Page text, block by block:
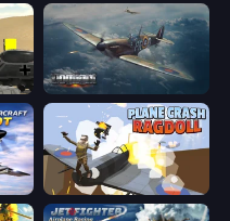
Tanks Battlefield: Desert Dogfight
Plane Crash Ragdoll Simulator